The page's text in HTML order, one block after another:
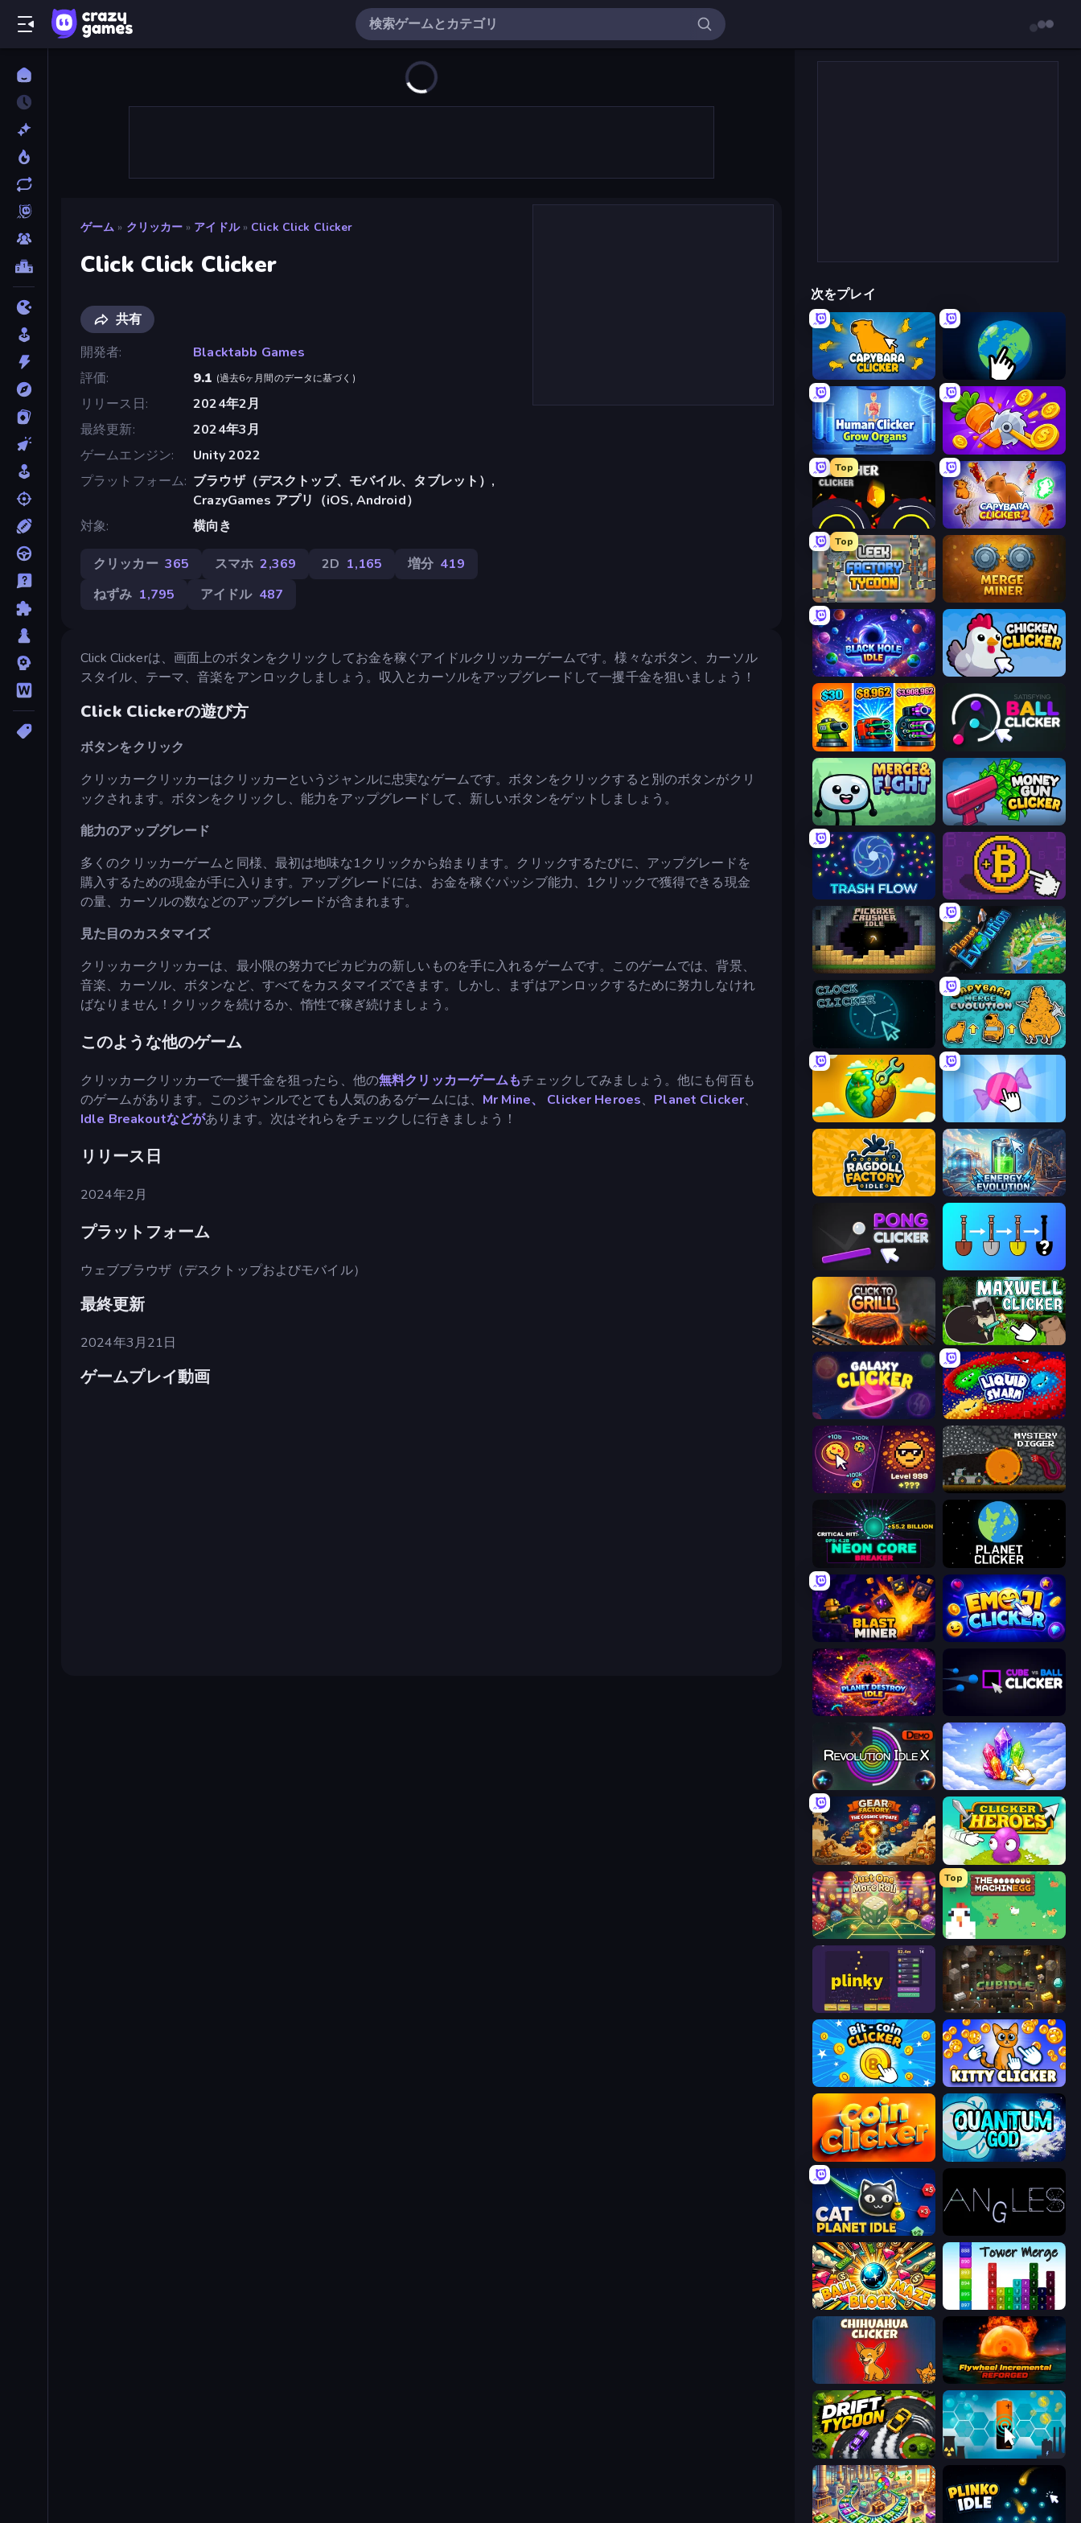
ゲーム » クリッカー » アイドル » Click Click Clicker
Click Click Clicker
共有
開発者
Blacktabb Games
評価
9.1 (過去6ヶ月間のデータに基づく )
リリース日
2024年2月
最終更新
2024年3月
ゲームエンジン
Unity 2022
プラットフォーム ブラウザ（デスクトップ、モバイル、タブレット）,
CrazyGames アプリ（iOS, Android）
対象
横向き
クリッカー 365 スマホ 2,369 2D 1,165 増分 419
ねずみ 1,795 アイドル 487
Click Clickerは、画面上のボタンをクリックしてお金を稼ぐアイドルクリッカーゲームです。様々なボタン、カーソル
スタイル、テーマ、音楽をアンロックしましょう。収入とカーソルをアップグレードして一攫千金を狙いましょう！
Click Clickerの遊び方
ボタンをクリック
クリッカークリッカーはクリッカーというジャンルに忠実なゲームです。ボタンをクリックすると別のボタンがクリ
ックされます。ボタンをクリックし、能力をアップグレードして、新しいボタンをゲットしましょう。
能力のアップグレード
多くのクリッカーゲームと同様、最初は地味な1クリックから始まります。クリックするたびに、アップグレードを
購入するための現金が手に入ります。アップグレードには、お金を稼ぐパッシブ能力、1クリックで獲得できる現金
の量、カーソルの数などのアップグレードが含まれます。
見た目のカスタマイズ
クリッカークリッカーは、最小限の努力でピカピカの新しいものを手に入れるゲームです。このゲームでは、背景、
音楽、カーソル、ボタンなど、すべてをカスタマイズできます。しかし、まずはアンロックするために努力しなけれ
ばなりません！クリックを続けるか、惰性で稼ぎ続けましょう。
このような他のゲーム
クリッカークリッカーで一攫千金を狙ったら、他の無料クリッカーゲームもチェックしてみましょう。他にも何百も
のゲームがあります。このジャンルでとても人気のあるゲームには、 Mr Mine、 Clicker Heroes、 Planet Clicker、
Idle Breakoutなどがあります。次はそれらをチェックしに行きましょう！
リリース日
2024年2月
プラットフォーム
ウェブブラウザ（デスクトップおよびモバイル）
最終更新
2024年3月21日
ゲームプレイ動画
次をプレイ
Capybara Clicker Planet Clicker 2
Human Clicker: Grow Organs Farm Ring Idle
Top
Crusher Clicker Capybara Clicker 2
Top
Leek Factory Tycoon Merge Miner
Black Hole Idle Chicken Clicker
Pumpkin Defense: Merge Cannon Satisfying Ball Clicker
Merge & Fight Money Gun Clicker
Trash Flow Money Maker
Pickaxe Crusher Idle Planet Evolution: Idle Clicker
Clock Clicker Capybara Merge Evolution
Land Explorers: Merge & Build Candy Clicker 2
Ragdoll Factory Idle Energy Evolution
Pong Clicker
Click To Grill Maxwell Clicker
Galaxy Clicker Liquid Swarm
Dominate All Shapes Mystery Digger
Neon Core Breaker Planet Clicker
Blast Miner Emoji Clickers
Planet Destroy Idle
Revolution Idle X Crystalia Idle Clicker
Gear Factory Clicker Heroes
Just One More Roll
Top
The MachinEGG
Plinky Cubidle
Bit-coin Clicker Kitty Clicker
Coin Clicker Quantum God
Cat Planet Idle
Ball Block Maze Tower Merge
Chihuahua Clicker Flywheel Incremental: Reforged
Drift Tycoon Battery Clicker